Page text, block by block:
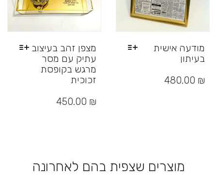
מצפן זהב בעיצוב
עתיק עם מסר
מרגש בקופסת
זכוכית
זה
האפשרויות
450.00 ₪
מודעה אישית
בעיתון
זה 480.00 ₪
מוצרים שצפית בהם לאחרונה